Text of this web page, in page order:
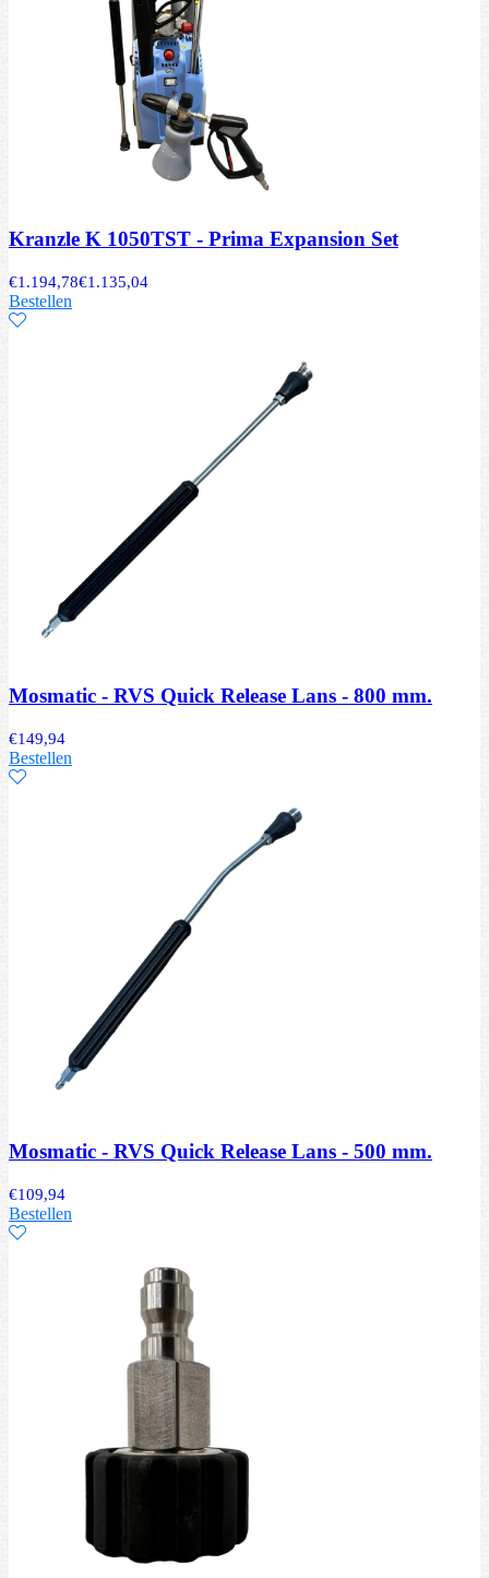
Kranzle K 1050TST - Prima Expansion Set
€1.194,78€1.135,04
Bestellen
Mosmatic - RVS Quick Release Lans - 800 mm.
€149,94
Bestellen
Mosmatic - RVS Quick Release Lans - 500 mm.
€109,94
Bestellen